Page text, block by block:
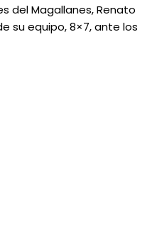
del Magallanes, Renato
su equipo, 8×7, ante los